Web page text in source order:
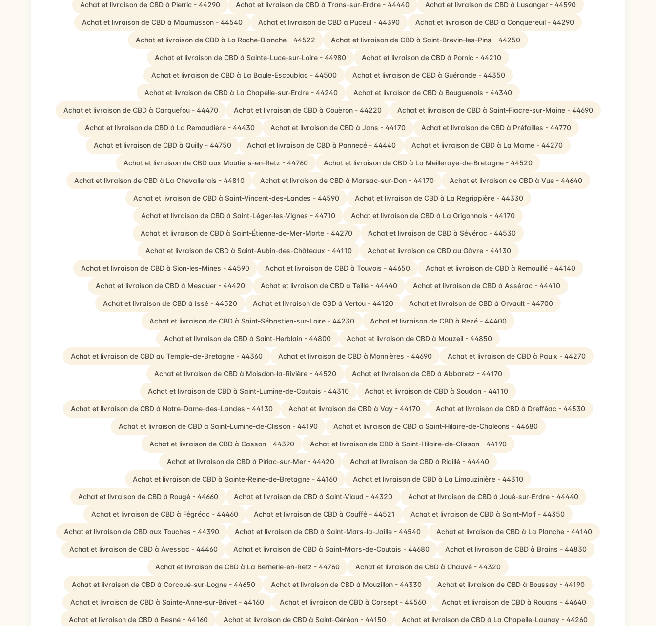
Achat et livraison de CBD à Pierric - 44290 Achat et livraison de CBD à Trans-sur-Erdre - 44440 Achat et livraison de CBD à Lusanger - 44590
Achat et livraison de CBD à Maumusson - 44540 Achat et livraison de CBD à Puceul - 44390 Achat et livraison de CBD à Conquereuil - 44290
Achat et livraison de CBD à La Roche-Blanche - 44522 Achat et livraison de CBD à Saint-Brevin-les-Pins - 44250
Achat et livraison de CBD à Sainte-Luce-sur-Loire - 44980 Achat et livraison de CBD à Pornic - 44210
Achat et livraison de CBD à La Baule-Escoublac - 44500 Achat et livraison de CBD à Guérande - 44350
Achat et livraison de CBD à La Chapelle-sur-Erdre - 44240 Achat et livraison de CBD à Bouguenais - 44340
Achat et livraison de CBD à Carquefou - 44470 Achat et livraison de CBD à Couëron - 44220 Achat et livraison de CBD à Saint-Fiacre-sur-Maine - 44690
Achat et livraison de CBD à La Remaudière - 44430 Achat et livraison de CBD à Jans - 44170 Achat et livraison de CBD à Préfailles - 44770
Achat et livraison de CBD à Quilly - 44750 Achat et livraison de CBD à Pannecé - 44440 Achat et livraison de CBD à La Marne - 44270
Achat et livraison de CBD aux Moutiers-en-Retz - 44760 Achat et livraison de CBD à La Meilleraye-de-Bretagne - 44520
Achat et livraison de CBD à La Chevallerais - 44810 Achat et livraison de CBD à Marsac-sur-Don - 44170 Achat et livraison de CBD à Vue - 44640
Achat et livraison de CBD à Saint-Vincent-des-Landes - 44590 Achat et livraison de CBD à La Regrippière - 44330
Achat et livraison de CBD à Saint-Léger-les-Vignes - 44710 Achat et livraison de CBD à La Grigonnais - 44170
Achat et livraison de CBD à Saint-Étienne-de-Mer-Morte - 44270 Achat et livraison de CBD à Sévérac - 44530
Achat et livraison de CBD à Saint-Aubin-des-Châteaux - 44110 Achat et livraison de CBD au Gâvre - 44130
Achat et livraison de CBD à Sion-les-Mines - 44590 Achat et livraison de CBD à Touvois - 44650 Achat et livraison de CBD à Remouillé - 44140
Achat et livraison de CBD à Mesquer - 44420 Achat et livraison de CBD à Teillé - 44440 Achat et livraison de CBD à Assérac - 44410
Achat et livraison de CBD à Issé - 44520 Achat et livraison de CBD à Vertou - 44120 Achat et livraison de CBD à Orvault - 44700
Achat et livraison de CBD à Saint-Sébastien-sur-Loire - 44230 Achat et livraison de CBD à Rezé - 44400
Achat et livraison de CBD à Saint-Herblain - 44800 Achat et livraison de CBD à Mouzeil - 44850
Achat et livraison de CBD au Temple-de-Bretagne - 44360 Achat et livraison de CBD à Monnières - 44690 Achat et livraison de CBD à Paulx - 44270
Achat et livraison de CBD à Moisdon-la-Rivière - 44520 Achat et livraison de CBD à Abbaretz - 44170
Achat et livraison de CBD à Saint-Lumine-de-Coutais - 44310 Achat et livraison de CBD à Soudan - 44110
Achat et livraison de CBD à Notre-Dame-des-Landes - 44130 Achat et livraison de CBD à Vay - 44170 Achat et livraison de CBD à Drefféac - 44530
Achat et livraison de CBD à Saint-Lumine-de-Clisson - 44190 Achat et livraison de CBD à Saint-Hilaire-de-Chaléons - 44680
Achat et livraison de CBD à Casson - 44390 Achat et livraison de CBD à Saint-Hilaire-de-Clisson - 44190
Achat et livraison de CBD à Piriac-sur-Mer - 44420 Achat et livraison de CBD à Riaillé - 44440
Achat et livraison de CBD à Sainte-Reine-de-Bretagne - 44160 Achat et livraison de CBD à La Limouzinière - 44310
Achat et livraison de CBD à Rougé - 44660 Achat et livraison de CBD à Saint-Viaud - 44320 Achat et livraison de CBD à Joué-sur-Erdre - 44440
Achat et livraison de CBD à Fégréac - 44460 Achat et livraison de CBD à Couffé - 44521 Achat et livraison de CBD à Saint-Molf - 44350
Achat et livraison de CBD aux Touches - 44390 Achat et livraison de CBD à Saint-Mars-la-Jaille - 44540 Achat et livraison de CBD à La Planche - 44140
Achat et livraison de CBD à Avessac - 44460 Achat et livraison de CBD à Saint-Mars-de-Coutais - 44680 Achat et livraison de CBD à Brains - 44830
Achat et livraison de CBD à La Bernerie-en-Retz - 44760 Achat et livraison de CBD à Chauvé - 44320
Achat et livraison de CBD à Corcoué-sur-Logne - 44650 Achat et livraison de CBD à Mouzillon - 44330 Achat et livraison de CBD à Boussay - 44190
Achat et livraison de CBD à Sainte-Anne-sur-Brivet - 44160 Achat et livraison de CBD à Corsept - 44560 Achat et livraison de CBD à Rouans - 44640
Achat et livraison de CBD à Besné - 44160 Achat et livraison de CBD à Saint-Géréon - 44150 Achat et livraison de CBD à La Chapelle-Launay - 44260